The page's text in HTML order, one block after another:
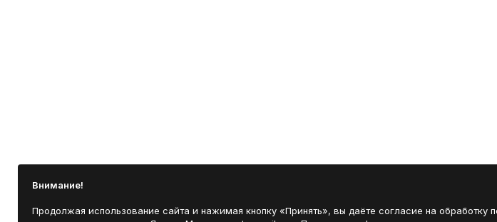
Внимание!
Продолжая использование сайта и нажимая кнопку «Принять», вы даёте согласие на обработку